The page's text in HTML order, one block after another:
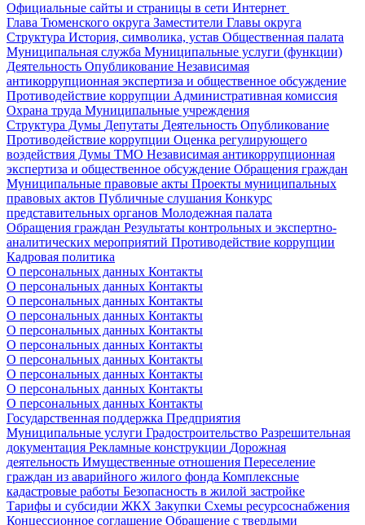
Официальные сайты и страницы в сети Интернет
Глава Тюменского округа Заместители Главы округа
Структура История, символика, устав Общественная палата
Муниципальная служба Муниципальные услуги (функции)
Деятельность Опубликование Независимая
антикоррупционная экспертиза и общественное обсуждение
Противодействие коррупции Административная комиссия
Охрана труда Муниципальные учреждения
Структура Думы Депутаты Деятельность Опубликование
Противодействие коррупции Оценка регулирующего
воздействия Думы ТМО Независимая антикоррупционная
экспертиза и общественное обсуждение Обращения граждан
Муниципальные правовые акты Проекты муниципальных
правовых актов Публичные слушания Конкурс
представительных органов Молодежная палата
Обращения граждан Результаты контрольных и экспертно-
аналитических мероприятий Противодействие коррупции
Кадровая политика
О персональных данных Контакты
О персональных данных Контакты
О персональных данных Контакты
О персональных данных Контакты
О персональных данных Контакты
О персональных данных Контакты
О персональных данных Контакты
О персональных данных Контакты
О персональных данных Контакты
О персональных данных Контакты
Государственная поддержка Предприятия
Муниципальные услуги Градостроительство Разрешительная
документация Рекламные конструкции Дорожная
деятельность Имущественные отношения Переселение
граждан из аварийного жилого фонда Комплексные
кадастровые работы Безопасность в жилой застройке
Тарифы и субсидии ЖКХ Закупки Схемы ресурсоснабжения
Концессионное соглашение Обращение с твердыми